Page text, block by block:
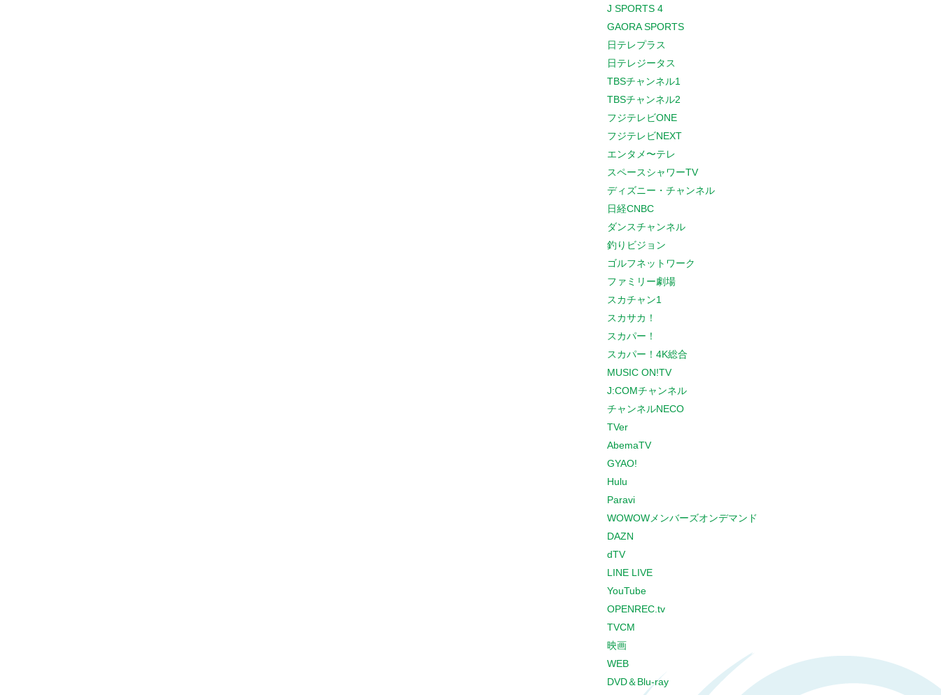
J SPORTS 4
GAORA SPORTS
日テレプラス
日テレジータス
TBSチャンネル1
TBSチャンネル2
フジテレビONE
フジテレビNEXT
エンタメ〜テレ
スペースシャワーTV
ディズニー・チャンネル
日経CNBC
ダンスチャンネル
釣りビジョン
ゴルフネットワーク
ファミリー劇場
スカチャン1
スカサカ！
スカパー！
スカパー！4K総合
MUSIC ON!TV
J:COMチャンネル
チャンネルNECO
TVer
AbemaTV
GYAO!
Hulu
Paravi
WOWOWメンバーズオンデマンド
DAZN
dTV
LINE LIVE
YouTube
OPENREC.tv
TVCM
映画
WEB
DVD＆Blu-ray